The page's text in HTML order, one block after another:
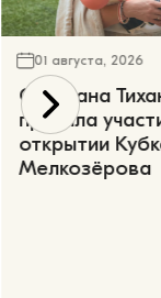
01 августа, 2026
Светлана
приняла
открытии
Мелкозёрова